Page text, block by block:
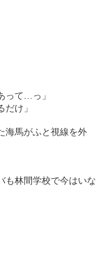
って…っ」
け」
海馬がふと視線を外
も林間学校で今はいな